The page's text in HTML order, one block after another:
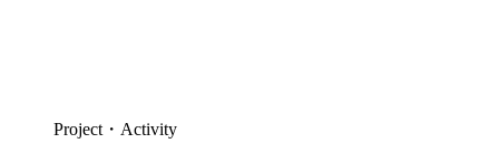
Project・Activity